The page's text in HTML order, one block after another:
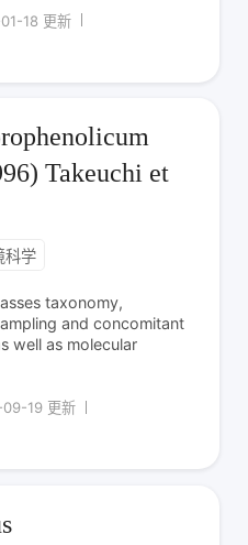
18 更新
Takeuchi et
科学
taxonomy,
and concomitant
well as molecular
19 更新